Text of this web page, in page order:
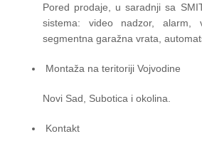
Pored prodaje, u saradnji sa
sistema: video nadzor, alarm,
segmentna garažna vrata,
Montaža na teritoriji Vojvodine
Novi Sad, Subotica i okolina.
Kontakt